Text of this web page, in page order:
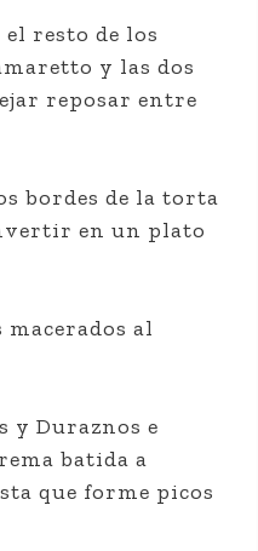
resto de los
y las dos
reposar entre
bordes de la torta
en un plato
al
y Duraznos e
batida a
que forme picos